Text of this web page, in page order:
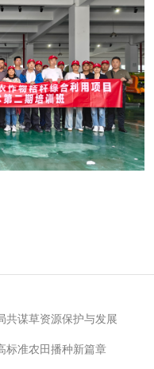
共谋草资源保护与发展
标准农田播种新篇章